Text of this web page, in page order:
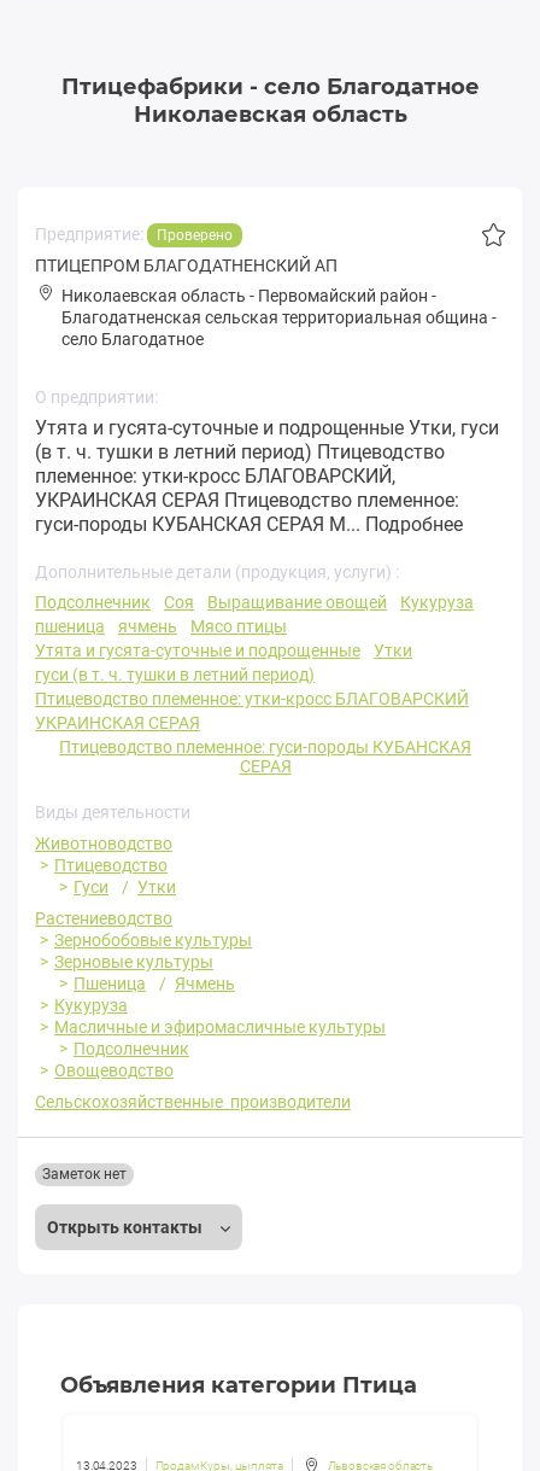
Птицефабрики - село Благодатное
Николаевская область
Предприятие: Проверено
ПТИЦЕПРОМ БЛАГОДАТНЕНСКИЙ АП
Николаевская область - Первомайский район -
Блaгoдaтнeнская сельская территориальная община -
село Благодатное
О предприятии:
Утята и гусята-суточные и подрощенные Утки, гуси
(в т. ч. тушки в летний период) Птицеводство
племенное: утки-кросс БЛАГОВАРСКИЙ,
УКРАИНСКАЯ СЕРАЯ Птицеводство племенное:
гуси-породы КУБАНСКАЯ СЕРАЯ М... Подробнее
Дополнительные детали (продукция, услуги) :
Подсолнечник
Соя Выращивание овощей
Кукуруза
пшеница
ячмень
Мясо птицы
Утята и гусята-суточные и подрощенные
Утки
гуси (в т. ч. тушки в летний период)
Птицеводство племенное: утки-кросс БЛАГОВАРСКИЙ
УКРАИНСКАЯ СЕРАЯ
Птицеводство племенное: гуси-породы КУБАНСКАЯ
СЕРАЯ
Виды деятельности
Животноводство
Птицеводство
Гуси
Утки
Растениеводство
Зернобобовые культуры
Зерновые культуры
Пшеница
Ячмень
Кукуруза
Масличные и эфиромасличные культуры
Подсолнечник
Овощеводство
Сельскохозяйственные производители
Открыть контакты
Заметок нет
Объявления категории Птица
13.04.2023 Продам Куры, цыплята Львовская область